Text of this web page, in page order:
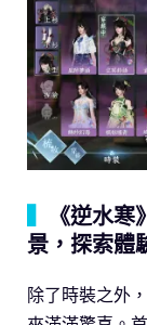
《逆水
景，探索體
除了時裝之外